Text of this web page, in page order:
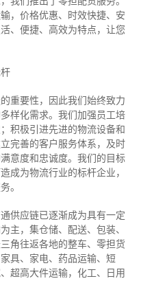
，价格优惠、时效快捷、安
、便捷、高效为特点，让您
重要性，因此我们始终致力
样化需求。我们加强员工培
积极引进先进的物流设备和
完善的客户服务体系，及时
意度和忠诚度。我们的目标
成为物流行业的标杆企业，
。
供应链已逐渐成为具有一定
主，集仓储、配送、包装、
角往返各地的整车、零担货
具、家电、药品运输、短
超高大件运输，化工、日用